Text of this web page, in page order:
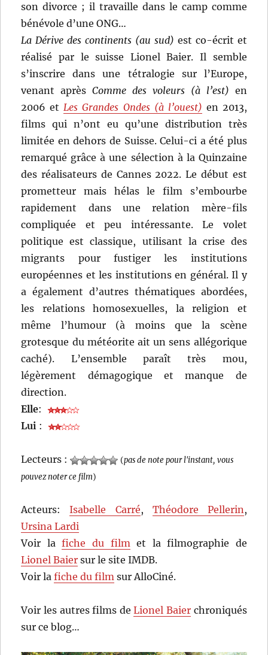
son divorce ; il travaille dans le camp comme
bénévole d’une ONG…
La Dérive des continents (au sud) est co-écrit et
réalisé par le suisse Lionel Baier. Il semble
s’inscrire dans une tétralogie sur l’Europe,
venant aprèsComme des voleurs (à l’est) en
2006 etLes Grandes Ondes (à l’ouest) en 2013,
films qui n’ont eu qu’une distribution très
limitée en dehors de Suisse. Celui-ci a été plus
remarqué grâce à une sélection à la Quinzaine
des réalisateurs de Cannes 2022. Le début est
prometteur mais hélas le film s’embourbe
rapidement dans une relation mère-fils
compliquée et peu intéressante. Le volet
politique est classique, utilisant la crise des
migrants pour fustiger les institutions
européennes et les institutions en général. Il y
a également d’autres thématiques abordées,
les relations homosexuelles, la religion et
même l’humour (à moins que la scène
grotesque du météorite ait un sens allégorique
caché). L’ensemble paraît très mou,
légèrement démagogique et manque de
direction.
Elle:
Lui :
Lecteurs : (pas de note pour l'instant, vous
pouvez noter ce film)
Acteurs:Isabelle Carré, Théodore Pellerin,
Ursina Lardi
Voir lafiche du filmet la filmographie de
Lionel Baier sur le site IMDB.
Voir lafiche du film sur AlloCiné.
Voir les autres films deLionel Baier chroniqués
sur ce blog…